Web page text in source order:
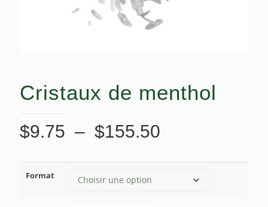
Cristaux de menthol
$9.75 – $155.50
$9.75
Format